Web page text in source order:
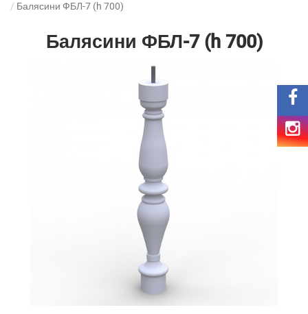
Балясини ФБЛ-7 (h 700)
Балясини ФБЛ-7 (h 700)